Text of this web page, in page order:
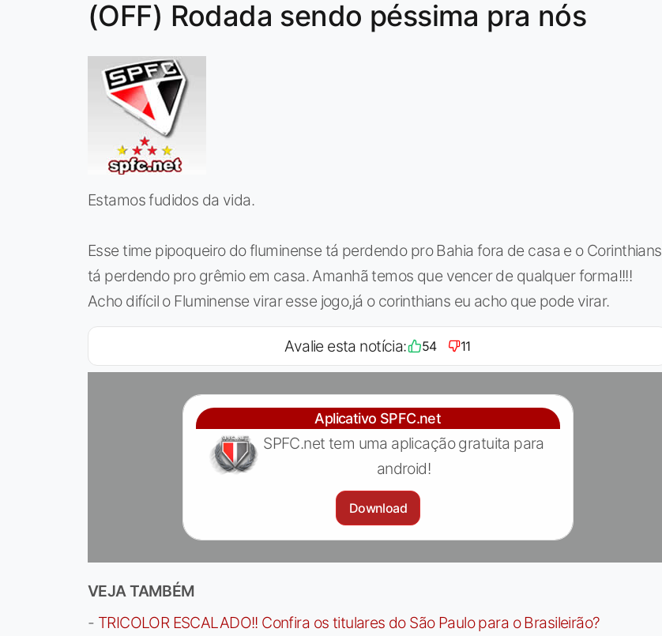
(OFF) Rodada sendo péssima pra nós
Estamos fudidos da vida.
Esse time pipoqueiro do fluminense tá perdendo pro Bahia fora de casa e o Corinthians
tá perdendo pro grêmio em casa. Amanhã temos que vencer de qualquer forma!!!!
Acho difícil o Fluminense virar esse jogo,já o corinthians eu acho que pode virar.
Avalie esta notícia: 54 11
Aplicativo SPFC.net
SPFC.net tem uma aplicação gratuita para
android!
Download
VEJA TAMBÉM
- TRICOLOR ESCALADO!! Confira os titulares do São Paulo para o Brasileirão?